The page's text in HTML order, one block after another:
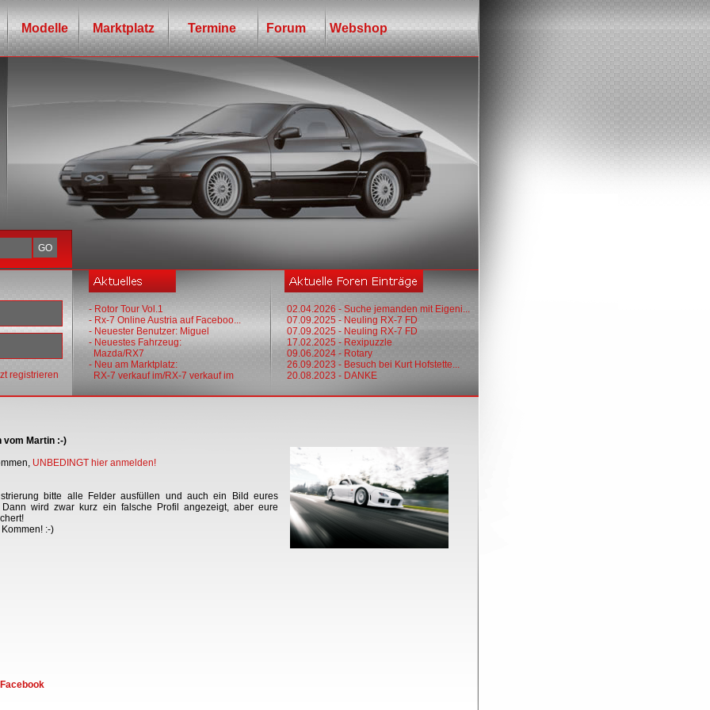
Modelle Marktplatz Termine Forum Webshop
registrieren
- Rotor Tour Vol.1
- Rx-7 Online Austria auf Faceboo...
- Neuester Benutzer: Miguel
- Neuestes Fahrzeug:
Mazda/RX7
- Neu am Marktplatz:
RX-7 verkauf im/RX-7 verkauf im
02.04.2026 - Suche jemanden mit Eigeni...
07.09.2025 - Neuling RX-7 FD
07.09.2025 - Neuling RX-7 FD
17.02.2025 - Rexipuzzle
09.06.2024 - Rotary
26.09.2023 - Besuch bei Kurt Hofstette...
20.08.2023 - DANKE
vom Martin :-)
UNBEDINGT hier anmelden!
bitte alle Felder ausfüllen und auch ein Bild eures
Dann wird zwar kurz ein falsche Profil angezeigt, aber eure
:-)